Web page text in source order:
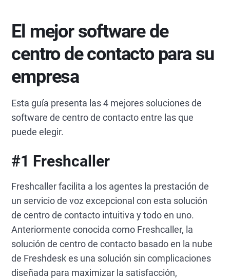
El mejor software de
centro de contacto para su
empresa
Esta guía presenta las 4 mejores soluciones de
software de centro de contacto entre las que
puede elegir.
#1 Freshcaller
Freshcaller facilita a los agentes la prestación de
un servicio de voz excepcional con esta solución
de centro de contacto intuitiva y todo en uno.
Anteriormente conocida como Freshcaller, la
solución de centro de contacto basado en la nube
de Freshdesk es una solución sin complicaciones
diseñada para maximizar la satisfacción,